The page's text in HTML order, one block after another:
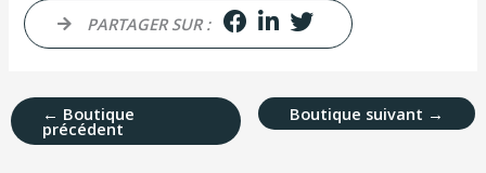
PARTAGER SUR :
← Boutique
précédent
Boutique suivant →